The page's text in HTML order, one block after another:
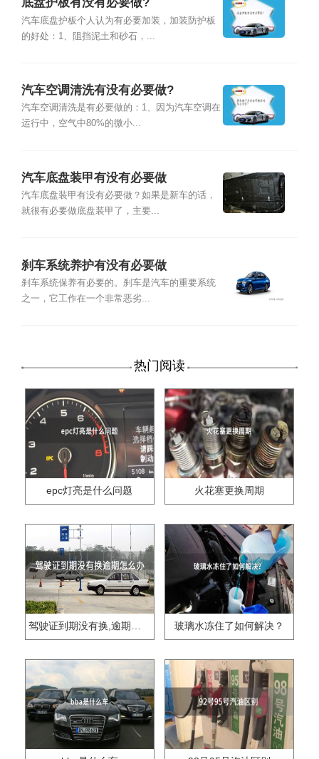
底盘护板有没有必要做?
汽车底盘护板个人认为有必要加装，加装防护板
的好处：1、阻挡泥土和砂石，...
汽车空调清洗有没有必要做?
汽车空调清洗是有必要做的：1、因为汽车空调在
运行中，空气中80%的微小...
汽车底盘装甲有没有必要做
汽车底盘装甲有没有必要做？如果是新车的话，
就很有必要做底盘装甲了，主要...
刹车系统养护有没有必要做
刹车系统保养有必要的。刹车是汽车的重要系统
之一，它工作在一个非常恶劣...
热门阅读
epc灯亮是什么问题 火花塞更换周期
驾驶证到期没有换,逾期怎么办?? 玻璃水冻住了如何解决？